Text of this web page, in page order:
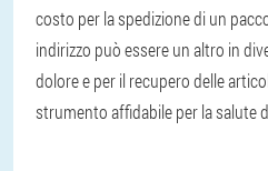
costo per la spedizione di un
indirizzo può essere un altro in
dolore e per il recupero delle
strumento affidabile per la salute